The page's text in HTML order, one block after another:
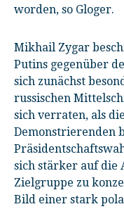
worden, so Gloger.
Mikhail Zygar
Putins gegenüber
sich zunächst
russischen
sich verraten, als
Demonstrierenden
sich stärker auf die
Zielgruppe zu
Bild einer stark